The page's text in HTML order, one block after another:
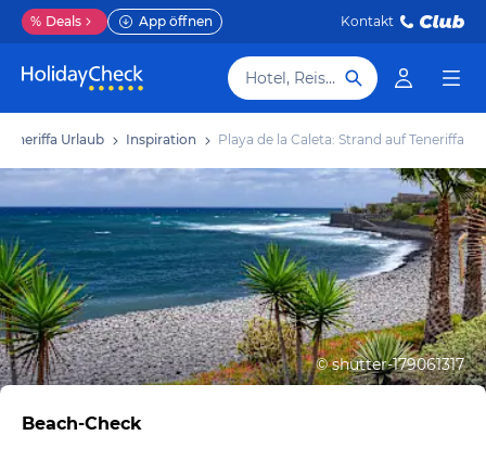
% Deals App öffnen Kontakt
Hotel, Reiseziel
Teneriffa Urlaub Inspiration Playa de la Caleta: Strand auf Teneriffa
©shutter-179061317
Beach-Check